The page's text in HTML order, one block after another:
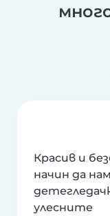
Красив и
начин да
улесните